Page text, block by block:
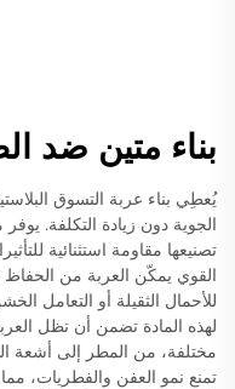
بناء متين ضد
يُعطِي بناء عربة التسوق
الجوية دون زيادة التكلفة.
تصنيعها مقاومة استثنائية
القوي يمكّن العربة من
للأحمال الثقيلة أو التعامل
لهذه المادة تضمن أن تظل
مختلفة، من المطر إلى أشعة
تمنع نمو العفن والفطريات،